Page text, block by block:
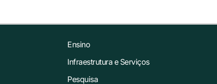
Ensino
Infraestrutura e Serviços
Pesquisa